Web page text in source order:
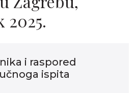
2025.
i raspored
ispita